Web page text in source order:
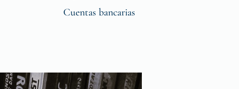
Cuentas bancarias